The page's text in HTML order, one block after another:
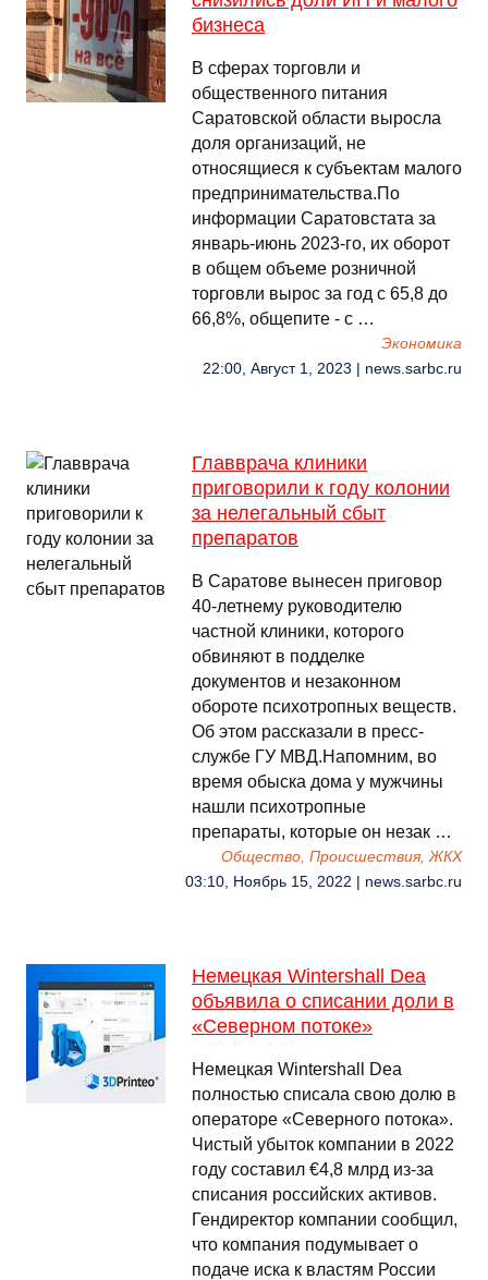
бизнеса
В сферах торговли и
общественного питания
Саратовской области выросла
доля организаций, не
относящиеся к субъектам малого
предпринимательства.По
информации Саратовстата за
январь-июнь 2023-го, их оборот
в общем объеме розничной
торговли вырос за год с 65,8 до
66,8%, общепите - с …
Экономика
22:00, Август 1, 2023 | news.sarbc.ru
Главврача клиники
приговорили к году колонии
за нелегальный сбыт
препаратов
В Саратове вынесен приговор
40-летнему руководителю
частной клиники, которого
обвиняют в подделке
документов и незаконном
обороте психотропных веществ.
Об этом рассказали в пресс-
службе ГУ МВД.Напомним, во
время обыска дома у мужчины
нашли психотропные
препараты, которые он незак …
Общество, Происшествия, ЖКХ
03:10, Ноябрь 15, 2022 | news.sarbc.ru
Немецкая Wintershall Dea
объявила о списании доли в
«Северном потоке»
Немецкая Wintershall Dea
полностью списала свою долю в
операторе «Северного потока».
Чистый убыток компании в 2022
году составил €4,8 млрд из-за
списания российских активов.
Гендиректор компании сообщил,
что компания подумывает о
подаче иска к властям России